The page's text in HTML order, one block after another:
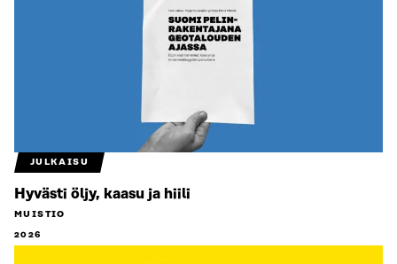
JULKAISU
Hyvästi öljy, kaasu ja hiili
MUISTIO
2026